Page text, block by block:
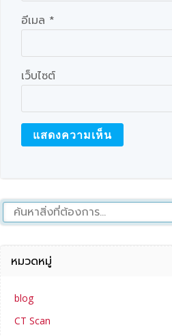
อีเมล *
เว็บไซต์
หมวดหมู่
blog
CT Scan